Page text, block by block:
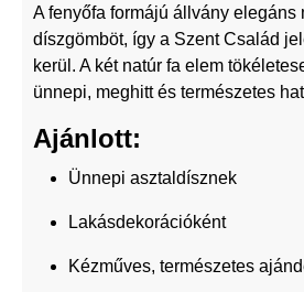
A fenyőfa formájú állvány elegáns
díszgömböt, így a Szent Család
kerül. A két natúr fa elem
ünnepi, meghitt és természetes
Ajánlott:
Ünnepi asztaldísznek
Lakásdekorációként
Kézműves, természetes